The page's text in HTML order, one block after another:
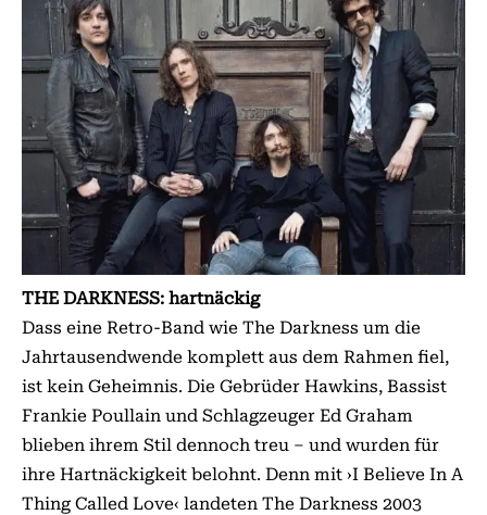
THE DARKNESS: hartnäckig
Dass eine Retro-Band wie The Darkness um die
Jahrtausendwende komplett aus dem Rahmen fiel,
ist kein Geheimnis. Die Gebrüder Hawkins, Bassist
Frankie Poullain und Schlagzeuger Ed Graham
blieben ihrem Stil dennoch treu – und wurden für
ihre Hartnäckigkeit belohnt. Denn mit ›I Believe In A
Thing Called Love‹ landeten The Darkness 2003